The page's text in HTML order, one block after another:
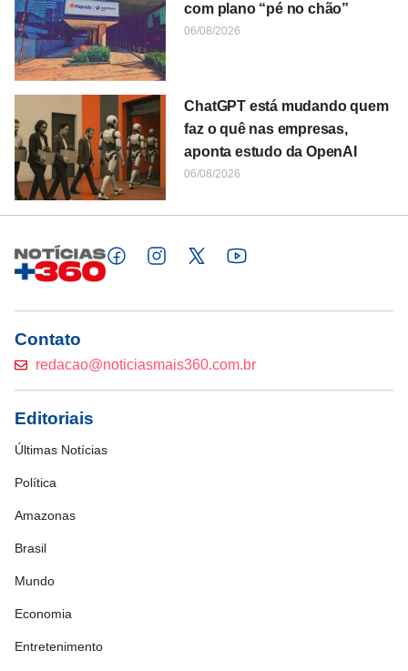
com plano “pé no chão”
06/08/2026
ChatGPT está mudando quem
faz o quê nas empresas,
aponta estudo da OpenAI
06/08/2026
Contato
redacao@noticiasmais360.com.br
Editoriais
Últimas Notícias
Política
Amazonas
Brasil
Mundo
Economia
Entretenimento